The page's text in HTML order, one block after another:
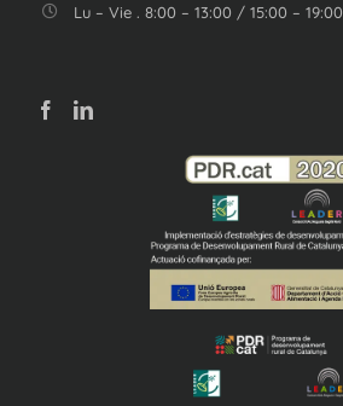
Lu – Vie . 8:00 – 13:00 / 15:00 – 19:00